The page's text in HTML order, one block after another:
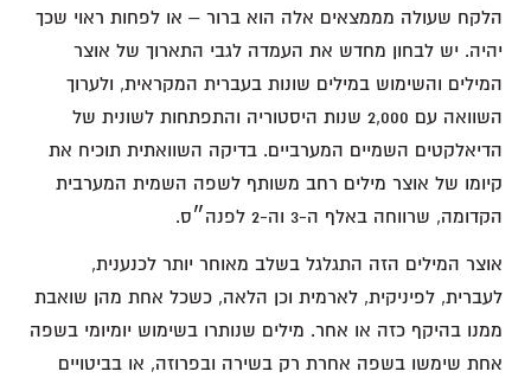
הלקח שעולה מממצאים אלה הוא ברור – או לפחות ראוי שכך
יהיה. יש לבחון מחדש את העמדה לגבי התארוך של אוצר
המילים והשימוש במילים שונות בעברית המקראית, ולערוך
השוואה עם 2,000 שנות היסטוריה והתפתחות לשונית של
הדיאלקטים השמיים המערביים. בדיקה השוואתית תוכיח את
קיומו של אוצר מילים רחב משותף לשפה השמית המערבית
הקדומה, שרווחה באלף ה-3 וה-2 לפנה״ס.
אוצר המילים הזה התגלגל בשלב מאוחר יותר לכנענית,
לעברית, לפיניקית, לארמית וכן הלאה, כשכל אחת מהן שואבת
ממנו בהיקף כזה או אחר. מילים שנותרו בשימוש יומיומי בשפה
אחת שימשו בשפה אחרת רק בשירה ובפרוזה, או בביטויים